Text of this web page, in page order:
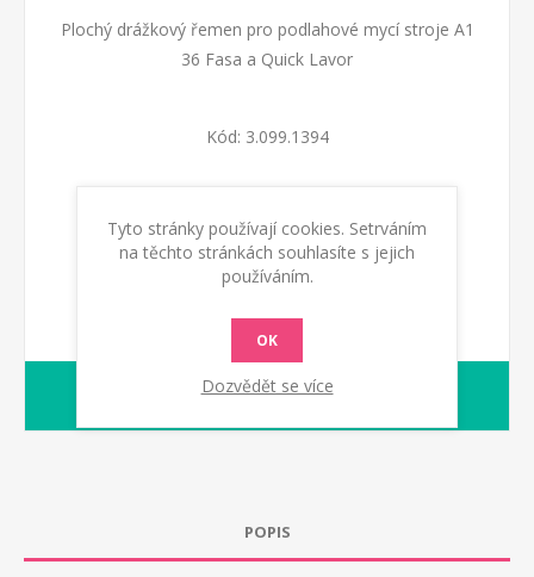
Plochý drážkový řemen pro podlahové mycí stroje A1
36 Fasa a Quick Lavor
Kód: 3.099.1394
dodací lhůta :1-2 dny
POPIS
Tyto stránky používají cookies. Setrváním
na těchto stránkách souhlasíte s jejich
používáním.
OK
Dozvědět se více